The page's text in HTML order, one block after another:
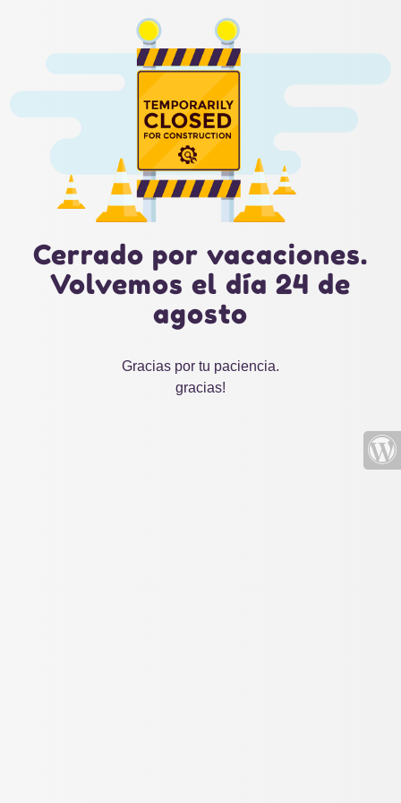
Cerrado por vacaciones.
Volvemos el día 24 de
agosto
Gracias por tu paciencia.
gracias!